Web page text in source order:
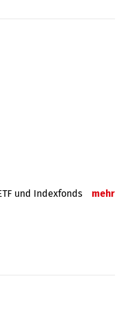
und Indexfonds mehr